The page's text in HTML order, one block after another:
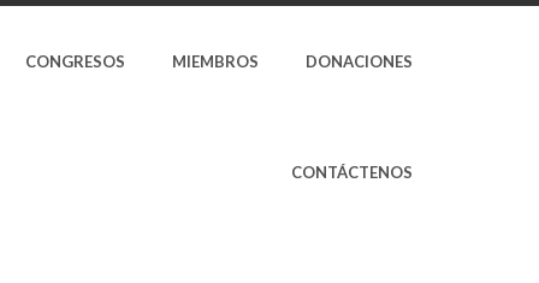
CONGRESOS MIEMBROS DONACIONES
CONTÁCTENOS